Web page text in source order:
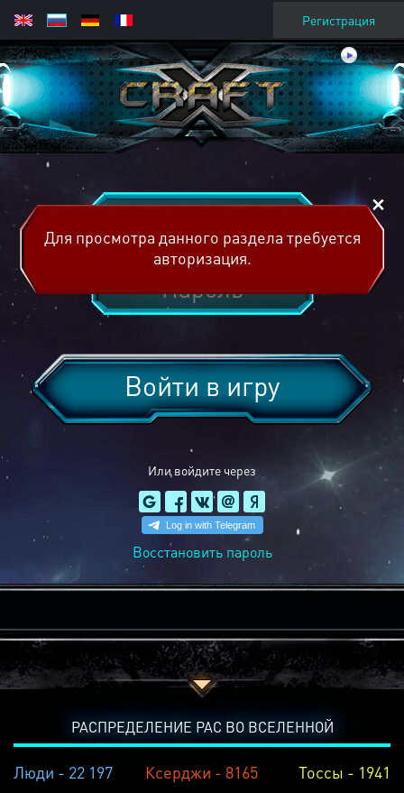
Регистрация
Или войдите через
Войти в игру
Восстановить пароль
Для просмотра данного раздела требуется
авторизация.
РАСПРЕДЕЛЕНИЕ РАС ВО ВСЕЛЕННОЙ
Люди - 22 197 Ксерджи - 8165 Тоссы - 1941